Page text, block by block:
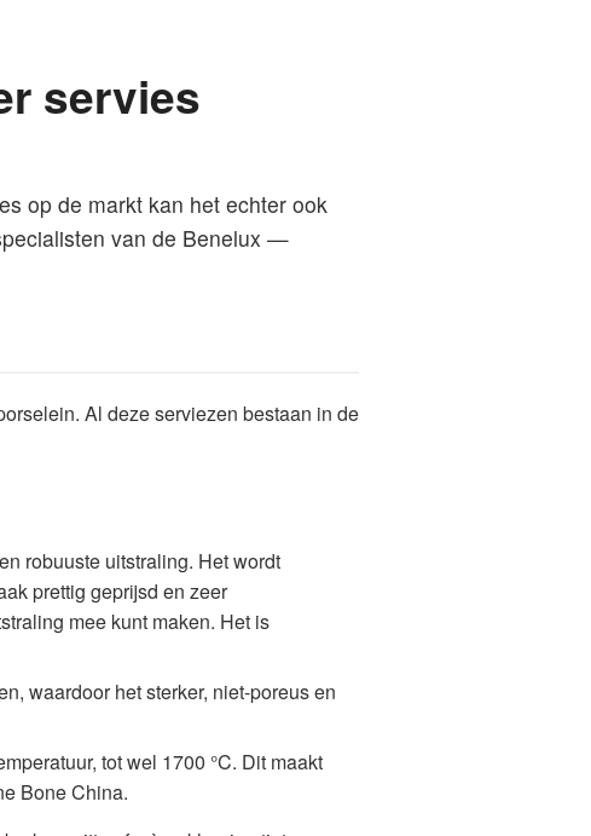
servies
op de markt kan het echter ook
van de Benelux —
Al deze serviezen bestaan in de
robuuste uitstraling. Het wordt
prettig geprijsd en zeer
mee kunt maken. Het is
waardoor het sterker, niet-poreus en
tot wel 1700 °C. Dit maakt
Bone China.